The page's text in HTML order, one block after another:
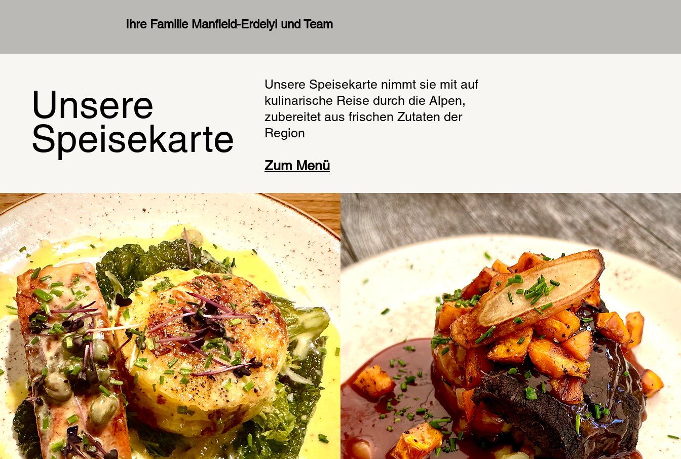
Ihre Familie Manfield-Erdelyi und Team
Unsere
Speisekarte
Unsere Speisekarte nimmt sie mit auf
kulinarische Reise durch die Alpen,
zubereitet aus frischen Zutaten der
Region
Zum Menü